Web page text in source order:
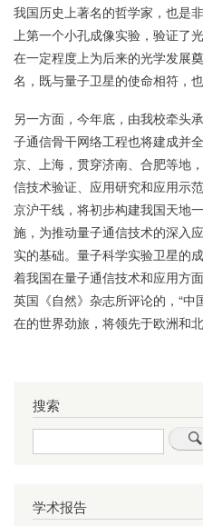
我国历史上著名的哲学家，也是
上第一个小孔成像实验，验证了
在一定程度上为后来的光学发展
名，既与量子卫星的使命相符，
另一方面，今年底，由我校牵头
子通信骨干网络工程也将建成并
京、上海，贯穿济南、合肥等地
信技术验证、应用研究和应用示
京沪干线，将初步构建我国天地
施，为推动量子通信技术的深入
实的基础。量子科学实验卫星的
着我国在量子通信技术和应用方
英国《自然》杂志所评论的，“
在的世界劲旅，将领先于欧洲和
搜索
Search
学术报告